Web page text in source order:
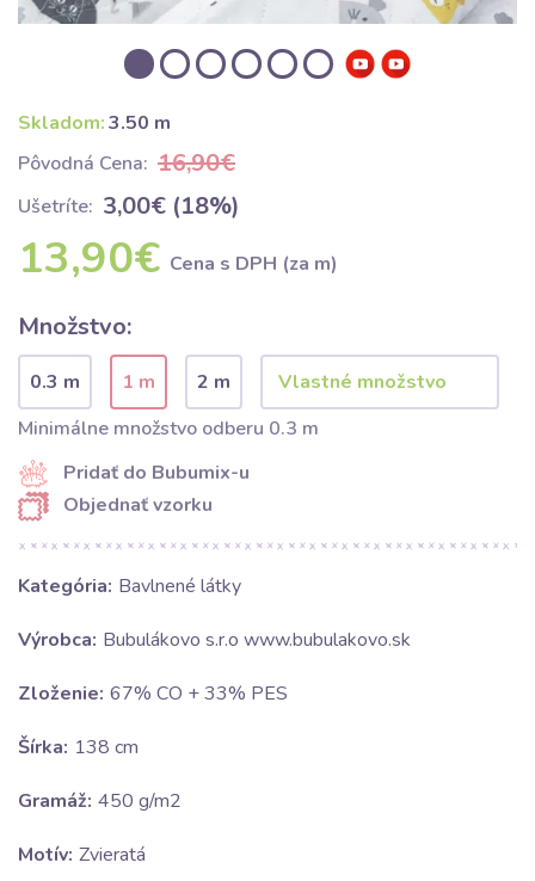
Skladom:3.50 m
Pôvodná Cena: 16,90€
Ušetríte: 3,00€ (18%)
13,90€ Cena s DPH (za m)
Množstvo:
0.3 m 1 m
2 m
Minimálne množstvo odberu 0.3 m
Pridať do Bubumix-u
Objednať vzorku
Kategória: Bavlnené látky
Výrobca: Bubulákovo s.r.o www.bubulakovo.sk
Zloženie: 67% CO + 33% PES
Šírka: 138 cm
Gramáž: 450 g/m2
Motív: Zvieratá